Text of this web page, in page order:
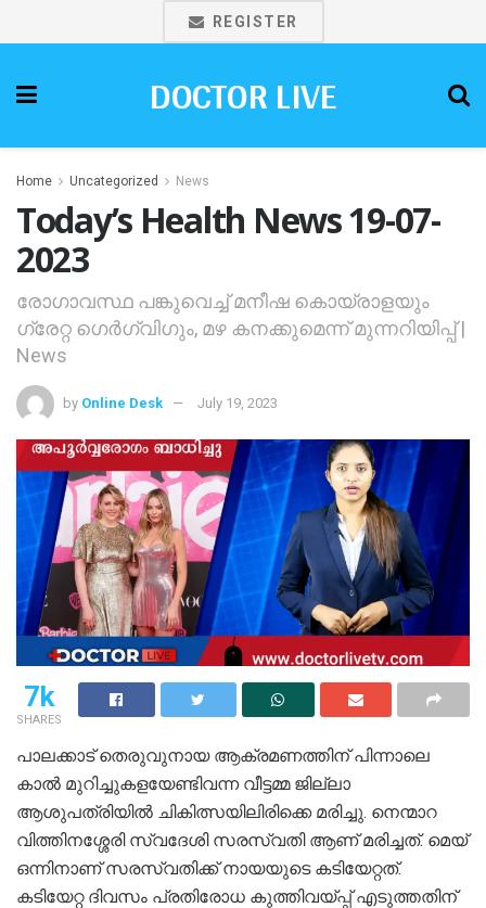
REGISTER
DOCTOR LIVE
Home Uncategorized News
Today’s Health News 19-07-
2023
രോഗാവസ്ഥ പങ്കുവെച്ച് മനീഷ കൊയ്‌രാളയും
ഗ്രേറ്റ ഗെര്‍ഗ്വിഗും, മഴ കനക്കുമെന്ന് മുന്നറിയിപ്പ് |
News
by Online Desk July 19, 2023
7k
SHARES
പാലക്കാട് തെരുവുനായ ആക്രമണത്തിന് പിന്നാലെ
കാല്‍ മുറിച്ചുകളയേണ്ടിവന്ന വീട്ടമ്മ ജില്ലാ
ആശുപത്രിയില്‍ ചികിത്സയിലിരിക്കെ മരിച്ചു. നെന്മാറ
വിത്തിനശ്ശേരി സ്വദേശി സരസ്വതി ആണ് മരിച്ചത്. മെയ്
ഒന്നിനാണ് സരസ്വതിക്ക് നായയുടെ കടിയേറ്റത്.
കടിയേറ്റ ദിവസം പ്രതിരോധ കുത്തിവയ്പ്പ് എടുത്തതിന്